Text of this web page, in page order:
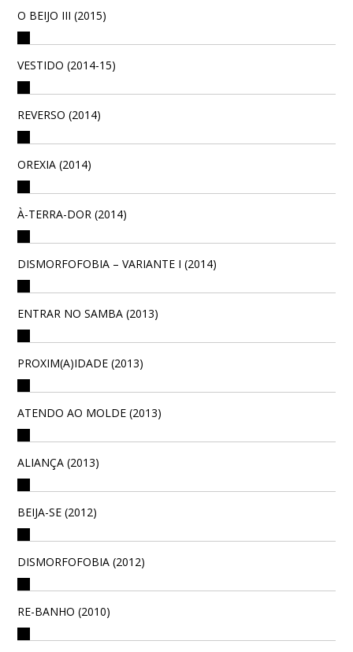
O BEIJO III (2015)
VESTIDO (2014-15)
REVERSO (2014)
OREXIA (2014)
À-TERRA-DOR (2014)
DISMORFOFOBIA – VARIANTE I (2014)
ENTRAR NO SAMBA (2013)
PROXIM(A)IDADE (2013)
ATENDO AO MOLDE (2013)
ALIANÇA (2013)
BEIJA-SE (2012)
DISMORFOFOBIA (2012)
RE-BANHO (2010)